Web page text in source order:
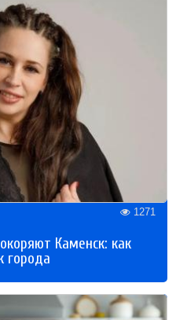
1271
Каменск: как
города